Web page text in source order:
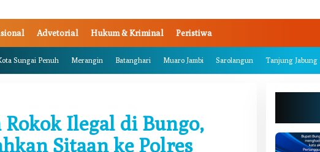
Advetorial Hukum & Kriminal Peristiwa
Sungai Penuh Merangin Batanghari Muaro Jambi Sarolangun Tanjung Jabung
Ilegal di Bungo,
Sitaan ke Polres